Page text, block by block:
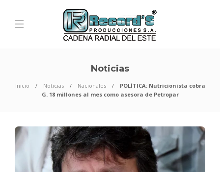
Noticias
Inicio Noticias Nacionales
POLÍTICA: Nutricionista cobra
G. 18 millones al mes como asesora de Petropar